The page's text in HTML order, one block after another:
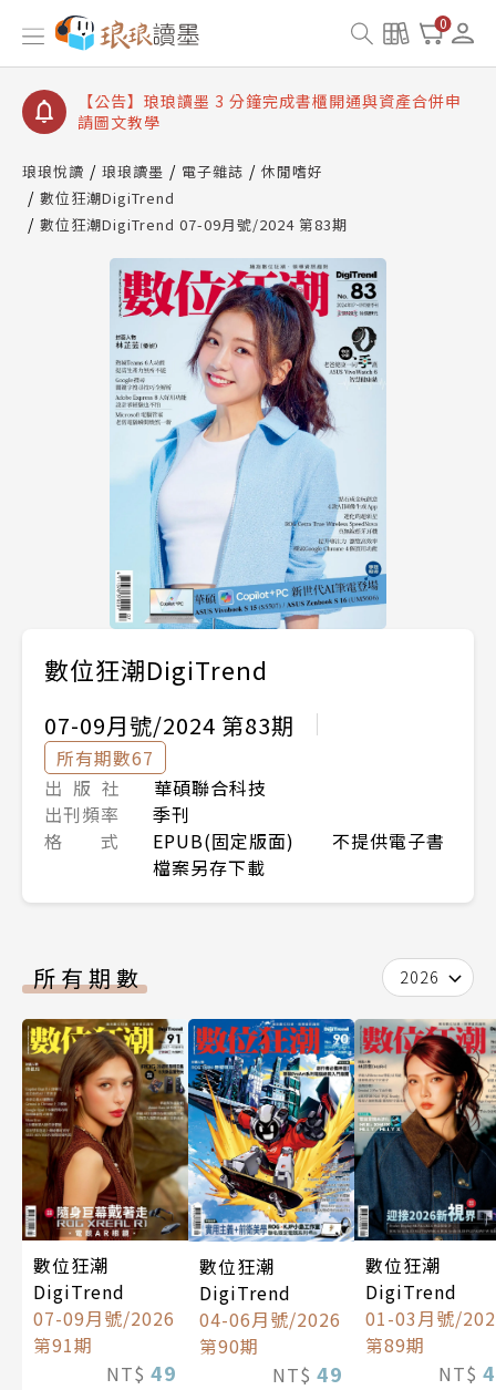
0
【公告】琅琅讀墨數位閱讀資產合併與書櫃開通申請
【公告】琅琅讀墨書櫃開通常見問題
【公告】琅琅讀墨 3 分鐘完成書櫃開通與資產合併申
請圖文教學
查詢
【公告】琅琅讀墨數位閱讀資產合併與書櫃開通申請
琅琅悅讀 琅琅讀墨 電子雜誌
休閒嗜好
數位狂潮DigiTrend
數位狂潮DigiTrend 07-09月號/2024 第83期
數位狂潮DigiTrend
07-09月號/2024 第83期
所有期數67
出 版 社
華碩聯合科技
出刊頻率
季刊
格 式
EPUB(固定版面) 不提供電子書
檔案另存下載
所有期數 2026
數位狂潮
DigiTrend
07-09月號/2026
第91期
NT$ 49
數位狂潮
DigiTrend
04-06月號/2026
第90期
NT$ 49
數位狂潮
DigiTrend
01-03月號/
第89期
NT$